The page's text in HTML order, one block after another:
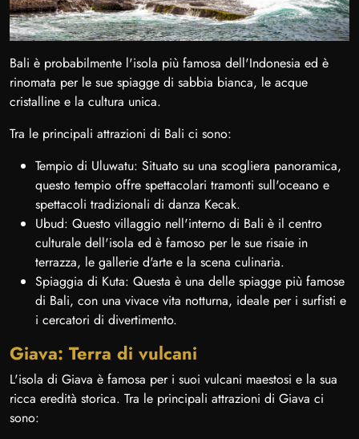
Bali è probabilmente l'isola più famosa dell'Indonesia ed è
rinomata per le sue spiagge di sabbia bianca, le acque
cristalline e la cultura unica.
Tra le principali attrazioni di Bali ci sono:
Tempio di Uluwatu: Situato su una scogliera panoramica,
questo tempio offre spettacolari tramonti sull'oceano e
spettacoli tradizionali di danza Kecak.
Ubud: Questo villaggio nell'interno di Bali è il centro
culturale dell'isola ed è famoso per le sue risaie in
terrazza, le gallerie d'arte e la scena culinaria.
Spiaggia di Kuta: Questa è una delle spiagge più famose
di Bali, con una vivace vita notturna, ideale per i surfisti e
i cercatori di divertimento.
Giava: Terra di vulcani
L'isola di Giava è famosa per i suoi vulcani maestosi e la sua
ricca eredità storica. Tra le principali attrazioni di Giava ci
sono: